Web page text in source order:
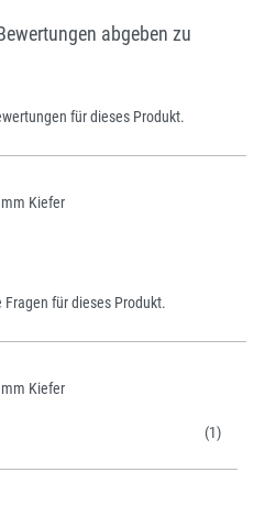
abgeben zu
für dieses Produkt.
Kiefer
für dieses Produkt.
Kiefer
(1)